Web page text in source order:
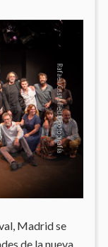
DE
Madrid se
de la nueva